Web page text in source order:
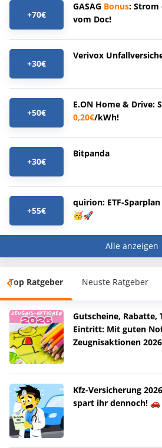
+70€
GASAG Bonus: Strom
vom Doc!
+30€
Verivox
+50€
E.ON Home & Drive:
0,20€/kWh!
+30€
Bitpanda
+55€
quirion: ETF-
🥳🚀
Alle anzeigen
Top Ratgeber Neuste Ratgeber
Gutscheine, Rabatte,
Eintritt: Mit guten
Zeugnisaktionen
Kfz-Versicherung
spart ihr dennoch!